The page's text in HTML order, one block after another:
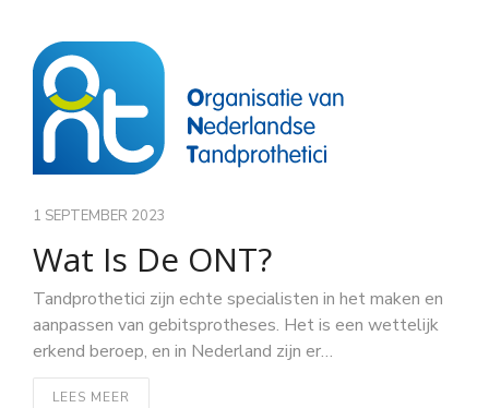
1 SEPTEMBER 2023
Wat Is De ONT?
Tandprothetici zijn echte specialisten in het maken en
aanpassen van gebitsprotheses. Het is een wettelijk
erkend beroep, en in Nederland zijn er…
LEES MEER